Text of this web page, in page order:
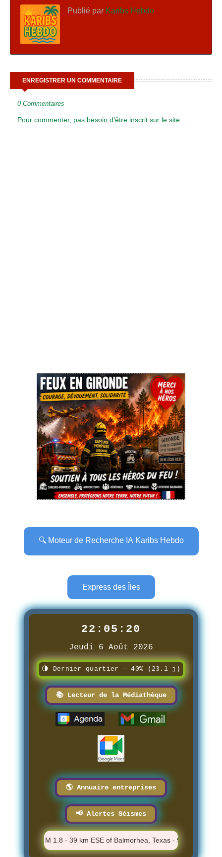
Publié par Karibs Hebdo
ENREGISTRER UN COMMENTAIRE
0 Commentaires
Pour commenter, pas besoin d’être inscrit sur le site.....
🔍 Moteur de Recherche IA Karibs Hebdo
Express des Îles
22:05:21
Jeudi 6 Août 2026
🌗 Dernier quartier — 40% (23.1 j)
📚 Lecteur de la Médiathèque
🌎 Annuaire entreprises
📢 Alertes Séismes
⚠️ M 1.8 - 39 km ESE of Balmorhea, Texas - 9:31:07 PM